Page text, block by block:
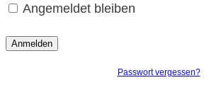
Angemeldet bleiben
Passwort vergessen?